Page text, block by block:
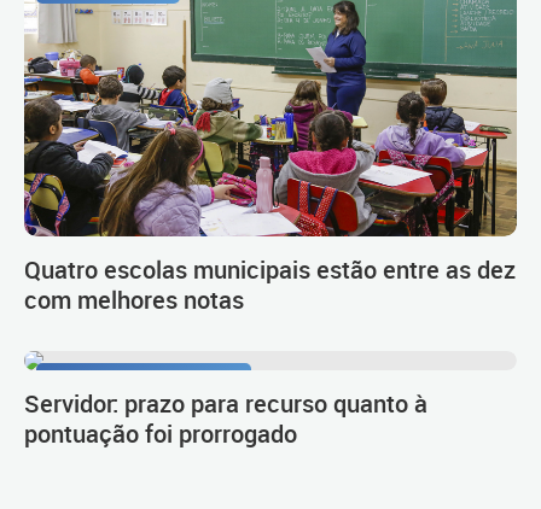
Quatro escolas municipais estão entre as dez
com melhores notas
Servidor: prazo para recurso quanto à
pontuação foi prorrogado